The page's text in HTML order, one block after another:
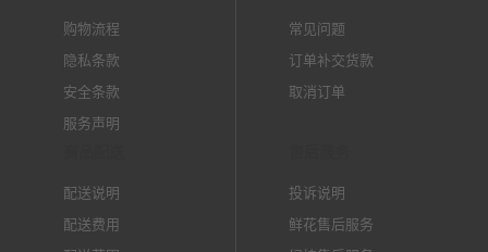
购物流程
隐私条款
安全条款
服务声明
常见问题
订单补交货款
取消订单
配送说明
配送费用
投诉说明
鲜花售后服务